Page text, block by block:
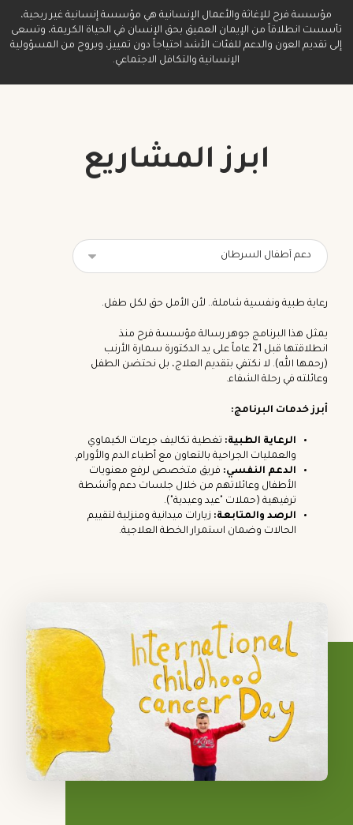
مؤسسة فرح للإغاثة والأعمال الإنسانية هي مؤسسة إنسانية غير ربحية،
تأسست انطلاقاً من الإيمان العميق بحق الإنسان في الحياة الكريمة، وتسعى
إلى تقديم العون والدعم للفئات الأشد احتياجاً دون تمييز، وبروح من المسؤولية
الإنسانية والتكافل الاجتماعي.
ابرز المشاريع
رعاية طبية ونفسية شاملة.. لأن الأمل حق لكل طفل.
يمثل هذا البرنامج جوهر رسالة مؤسسة فرح منذ
انطلاقتها قبل 21 عاماً على يد الدكتورة سمارة الأرنب
(رحمها الله). لا نكتفي بتقديم العلاج، بل نحتضن الطفل
وعائلته في رحلة الشفاء.
أبرز خدمات البرنامج:
الرعاية الطبية: تغطية تكاليف جرعات الكيماوي
والعمليات الجراحية بالتعاون مع أطباء الدم والأورام.
الدعم النفسي: فريق متخصص لرفع معنويات
الأطفال وعائلاتهم من خلال جلسات دعم وأنشطة
ترفيهية (حملات "عيد وعيدية").
الرصد والمتابعة: زيارات ميدانية ومنزلية لتقييم
الحالات وضمان استمرار الخطة العلاجية.